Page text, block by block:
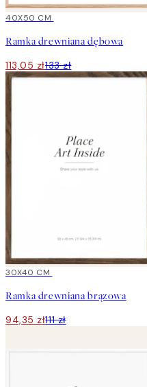
15%*
40X50 CM
Ramka drewniana dębowa
113,05 zł133 zł
15%*
30X40 CM
Ramka drewniana brązowa
94,35 zł111 zł